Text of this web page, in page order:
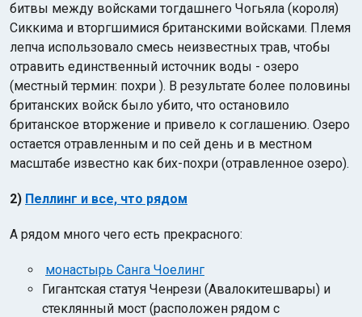
битвы между войсками тогдашнего Чогьяла (короля)
Сиккима и вторгшимися британскими войсками. Племя
лепча использовало смесь неизвестных трав, чтобы
отравить единственный источник воды - озеро
(местный термин: похри ). В результате более половины
британских войск было убито, что остановило
британское вторжение и привело к соглашению. Озеро
остается отравленным и по сей день и в местном
масштабе известно как бих-похри (отравленное озеро).
2) Пеллинг и все, что рядом
А рядом много чего есть прекрасного:
монастырь Санга Чоелинг
Гигантская статуя Ченрези (Авалокитешвары) и
стеклянный мост (расположен рядом с